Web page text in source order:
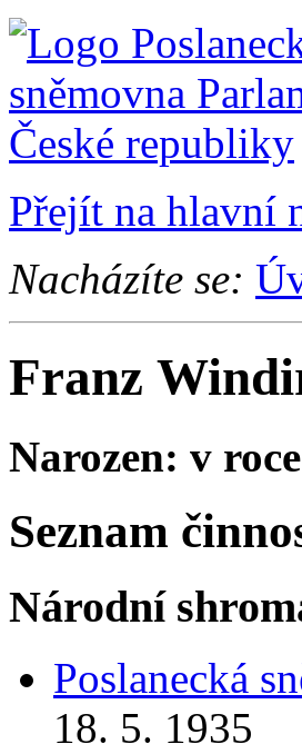
Přejít na hlavní
Nacházíte se:
Franz
Narozen: v
Seznam
Národní
Poslanecká
18. 5. 1935